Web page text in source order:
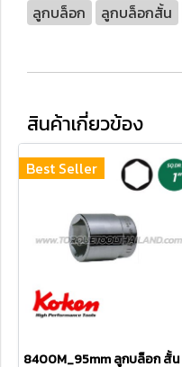
ลูกบล็อก ลูกบล็อกสั้น
สินค้าเกี่ยวข้อง
Best Seller